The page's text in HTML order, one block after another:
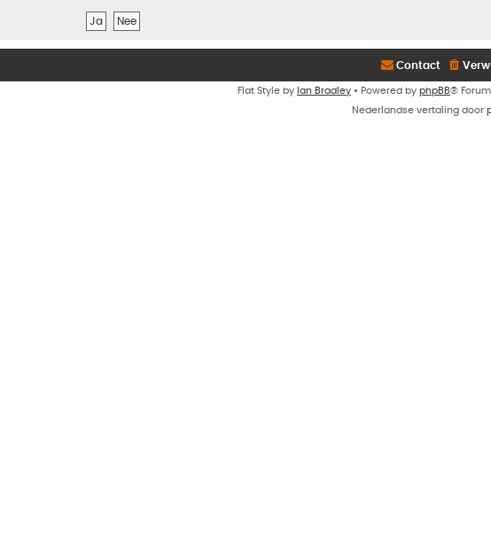
Contact
Flat Style by Ian Bradley • Powered by phpBB®
Nederlandse vertaling door